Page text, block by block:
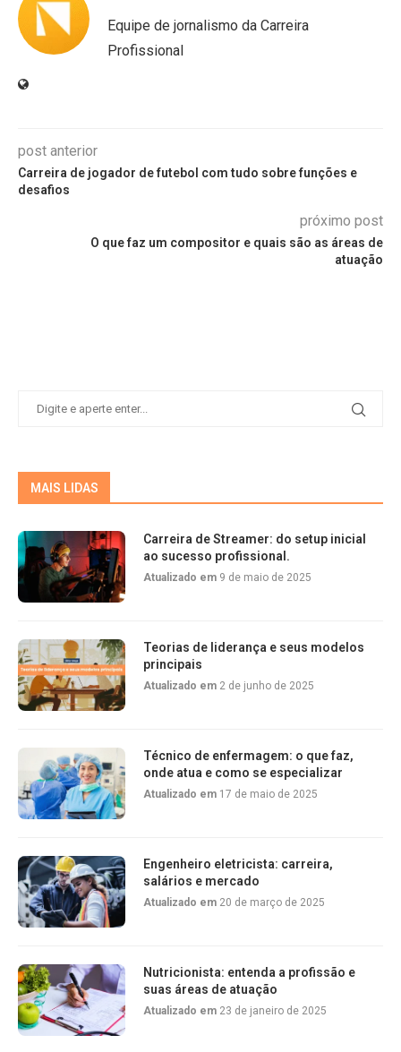
Equipe de jornalismo da Carreira
Profissional
post anterior
Carreira de jogador de futebol com tudo sobre funções e
desafios
próximo post
O que faz um compositor e quais são as áreas de
atuação
MAIS LIDAS
Carreira de Streamer: do setup inicial
ao sucesso profissional.
Atualizado em 9 de maio de 2025
Teorias de liderança e seus modelos
principais
Atualizado em 2 de junho de 2025
Técnico de enfermagem: o que faz,
onde atua e como se especializar
Atualizado em 17 de maio de 2025
Engenheiro eletricista: carreira,
salários e mercado
Atualizado em 20 de março de 2025
Nutricionista: entenda a profissão e
suas áreas de atuação
Atualizado em 23 de janeiro de 2025